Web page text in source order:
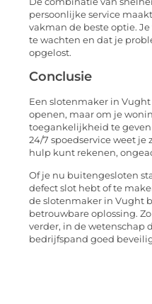
persoonlijke service
vakman de beste optie.
te wachten en dat je
opgelost.
Conclusie
Een slotenmaker in
openen, maar om je
toegankelijkheid te
24/7 spoedservice weet je
hulp kunt rekenen,
Of je nu buitengesloten
defect slot hebt of te
de slotenmaker in Vught
betrouwbare oplossing.
verder, in de wetenschap
bedrijfspand goed